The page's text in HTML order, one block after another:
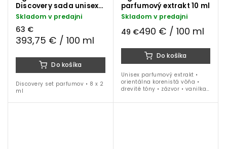
Discovery sada unisex
parfumov 8x2 ml
Skladom v predajni
63 €
393,75 € / 100 ml
Do košíka
Discovery set parfumov • 8 x 2
ml
parfumový extrakt 10 ml
Skladom v predajni
49 €490 € / 100 ml
Do košíka
Unisex parfumový extrakt •
orientálna korenistá vôňa •
drevité tóny • zázvor • vanilka •